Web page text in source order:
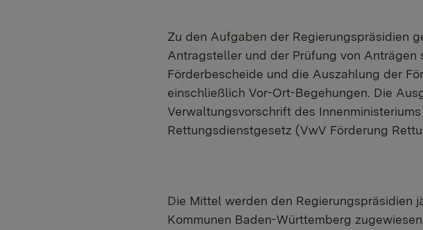
Zu den Aufgaben der Regierungspräsidien
Antragsteller und der Prüfung von
Förderbescheide und die Auszahlung der
einschließlich Vor-Ort-Begehungen. Die
Verwaltungsvorschrift des
Rettungsdienstgesetz (VwV Förderung
Die Mittel werden den Regierungspräsidien
Kommunen Baden-Württemberg